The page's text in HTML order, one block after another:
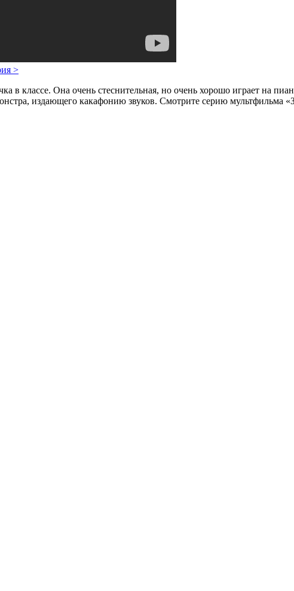
>
в классе. Она очень стеснительная, но очень хорошо играет на
издающего какафонию звуков. Смотрите серию мультфильма